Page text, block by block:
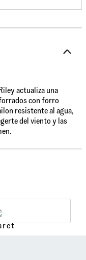
actualiza una
con forro
resistente al agua,
del viento y las